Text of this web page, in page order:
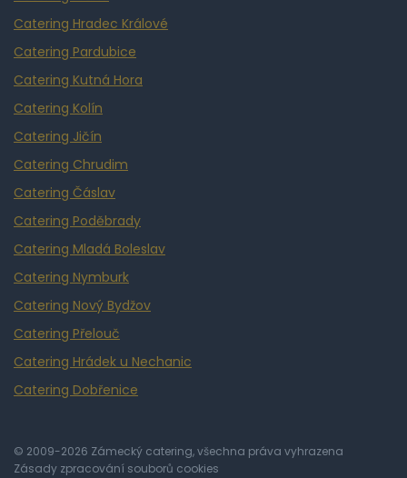
Catering Hradec Králové
Catering Pardubice
Catering Kutná Hora
Catering Kolín
Catering Jičín
Catering Chrudim
Catering Čáslav
Catering Poděbrady
Catering Mladá Boleslav
Catering Nymburk
Catering Nový Bydžov
Catering Přelouč
Catering Hrádek u Nechanic
Catering Dobřenice
© 2009-2026 Zámecký catering, všechna práva vyhrazena
Zásady zpracování souborů cookies